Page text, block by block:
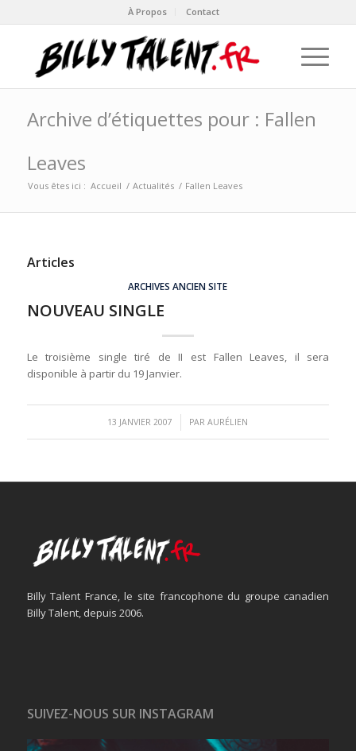
À Propos Contact
Archive d’étiquettes pour : Fallen
Leaves
Vous êtes ici : Accueil / Actualités / Fallen Leaves
Articles
ARCHIVES ANCIEN SITE
NOUVEAU SINGLE
Le troisième single tiré de II est Fallen Leaves, il sera
disponible à partir du 19 Janvier.
13 JANVIER 2007
/ PARAURÉLIEN
Billy Talent France, le site francophone du groupe canadien
Billy Talent, depuis 2006.
SUIVEZ-NOUS SUR INSTAGRAM